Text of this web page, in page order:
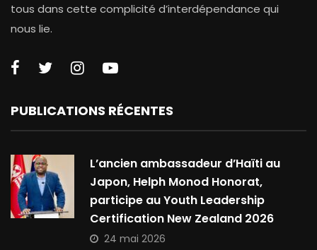
tous dans cette complicité d’interdépendance qui
nous lie.
PUBLICATIONS RÉCENTES
L’ancien ambassadeur d’Haïti au
Japon, Helph Monod Honorat,
participe au Youth Leadership
Certification New Zealand 2026
24 mai 2026